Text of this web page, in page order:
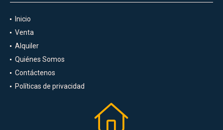
Inicio
Venta
Alquiler
Quiénes Somos
Contáctenos
Políticas de privacidad